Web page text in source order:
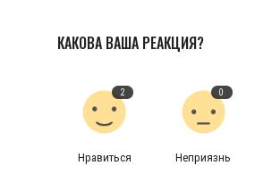
КАКОВА ВАША РЕАКЦИЯ?
2
Нравиться
0
Неприязнь